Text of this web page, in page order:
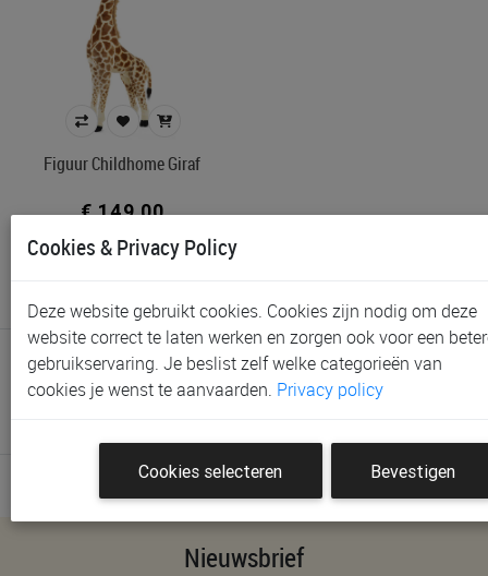
In voorraad
Belgisch product
Figuur Childhome Giraf
€ 149,00
... 10 11 12 13
Nieuwsbrief
Cookies & Privacy Policy
Deze website gebruikt cookies. Cookies zijn nodig om deze
website correct te laten werken en zorgen ook voor een
gebruikservaring. Je beslist zelf welke categorieën van
cookies je wenst te aanvaarden. Privacy policy
Cookies selecteren Bevestigen